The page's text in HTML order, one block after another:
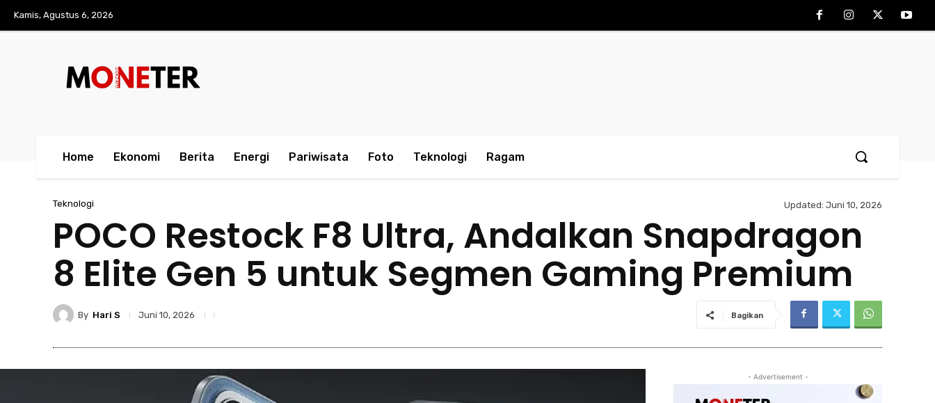
Kamis, Agustus 6, 2026
Home Ekonomi Berita Energi Pariwisata Foto Teknologi Ragam
Teknologi Updated: Juni 10, 2026
POCO Restock F8 Ultra, Andalkan Snapdragon
8 Elite Gen 5 untuk Segmen Gaming Premium
By Hari S Juni 10, 2026 Bagikan
- Advertisement -